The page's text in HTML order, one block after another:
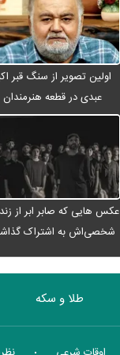
اولین تصویر از سنگ قبر
عبدی در قطعه هنرمندان
عکس هایی که صابر ابر از
شخصی‌اش به اشتراک
طلا و سکه